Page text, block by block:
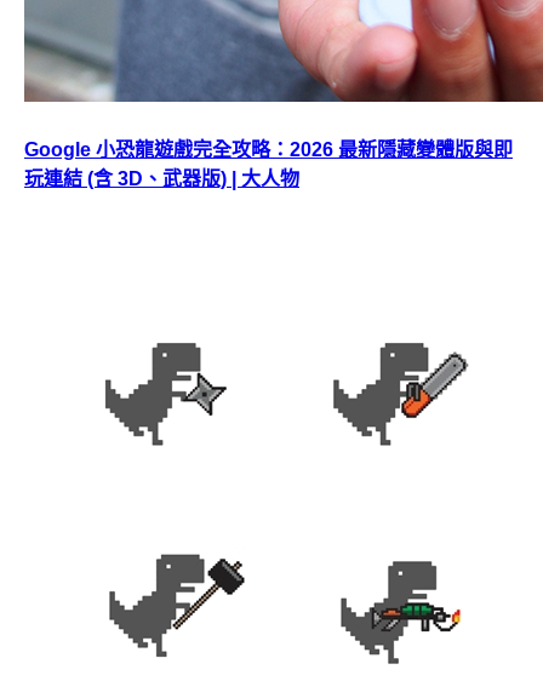
Google 小恐龍遊戲完全攻略：2026 最新隱藏變體版與即
玩連結 (含 3D、武器版) | 大人物